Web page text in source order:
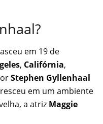
em 19 de
, Califórnia,
Stephen Gyllenhaal
em um ambiente
a atriz Maggie